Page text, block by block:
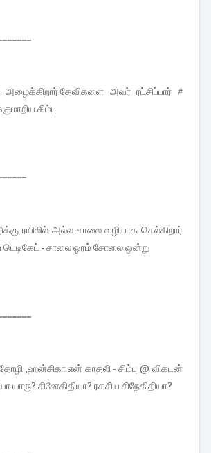
அழைக்கிறார்.தேவிகளை அவர் ரட்சிப்பார் #
சிம்பு
ரயிலில் அல்ல சாலை வழியாக செல்கிறார்
டெடிகேட் - சாலை ஓரம் சோலை ஒன்று
,ஹன்சிகா என் காதலி - சிம்பு @ விகடன்
சினேகிதியா? ரகசிய சிநேகிதியா?